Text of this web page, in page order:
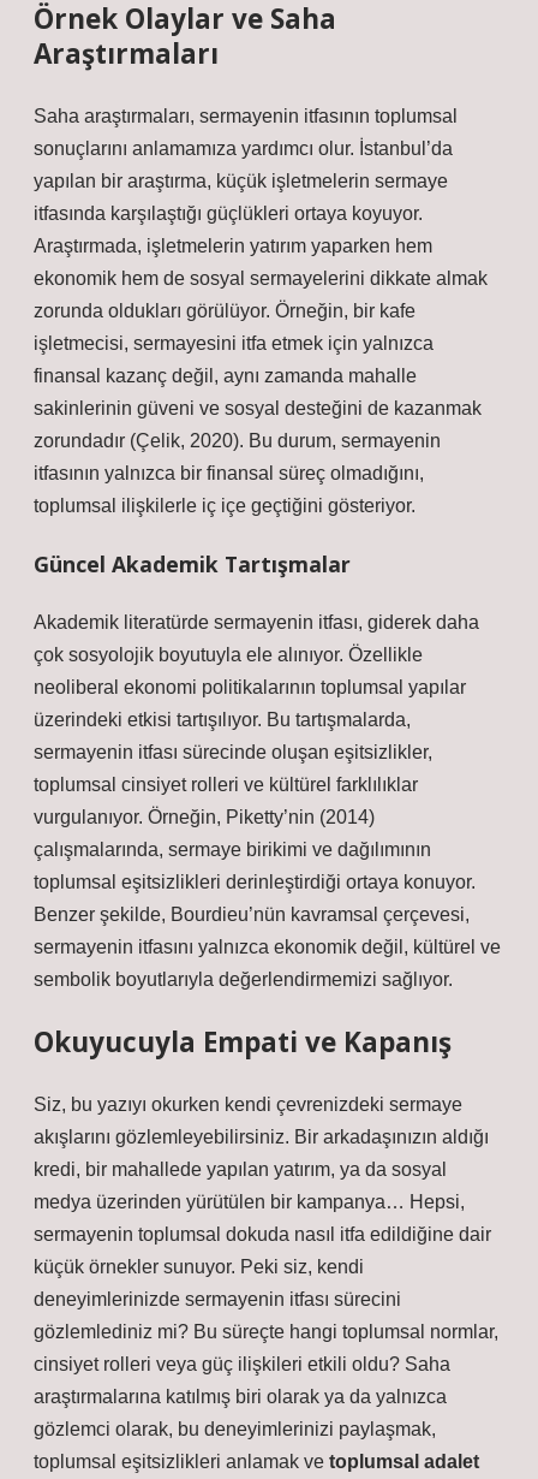
Örnek Olaylar ve Saha
Araştırmaları
Saha araştırmaları, sermayenin itfasının toplumsal
sonuçlarını anlamamıza yardımcı olur. İstanbul’da
yapılan bir araştırma, küçük işletmelerin sermaye
itfasında karşılaştığı güçlükleri ortaya koyuyor.
Araştırmada, işletmelerin yatırım yaparken hem
ekonomik hem de sosyal sermayelerini dikkate almak
zorunda oldukları görülüyor. Örneğin, bir kafe
işletmecisi, sermayesini itfa etmek için yalnızca
finansal kazanç değil, aynı zamanda mahalle
sakinlerinin güveni ve sosyal desteğini de kazanmak
zorundadır (Çelik, 2020). Bu durum, sermayenin
itfasının yalnızca bir finansal süreç olmadığını,
toplumsal ilişkilerle iç içe geçtiğini gösteriyor.
Güncel Akademik Tartışmalar
Akademik literatürde sermayenin itfası, giderek daha
çok sosyolojik boyutuyla ele alınıyor. Özellikle
neoliberal ekonomi politikalarının toplumsal yapılar
üzerindeki etkisi tartışılıyor. Bu tartışmalarda,
sermayenin itfası sürecinde oluşan eşitsizlikler,
toplumsal cinsiyet rolleri ve kültürel farklılıklar
vurgulanıyor. Örneğin, Piketty’nin (2014)
çalışmalarında, sermaye birikimi ve dağılımının
toplumsal eşitsizlikleri derinleştirdiği ortaya konuyor.
Benzer şekilde, Bourdieu’nün kavramsal çerçevesi,
sermayenin itfasını yalnızca ekonomik değil, kültürel ve
sembolik boyutlarıyla değerlendirmemizi sağlıyor.
Okuyucuyla Empati ve Kapanış
Siz, bu yazıyı okurken kendi çevrenizdeki sermaye
akışlarını gözlemleyebilirsiniz. Bir arkadaşınızın aldığı
kredi, bir mahallede yapılan yatırım, ya da sosyal
medya üzerinden yürütülen bir kampanya… Hepsi,
sermayenin toplumsal dokuda nasıl itfa edildiğine dair
küçük örnekler sunuyor. Peki siz, kendi
deneyimlerinizde sermayenin itfası sürecini
gözlemlediniz mi? Bu süreçte hangi toplumsal normlar,
cinsiyet rolleri veya güç ilişkileri etkili oldu? Saha
araştırmalarına katılmış biri olarak ya da yalnızca
gözlemci olarak, bu deneyimlerinizi paylaşmak,
toplumsal eşitsizlikleri anlamak ve toplumsal adalet